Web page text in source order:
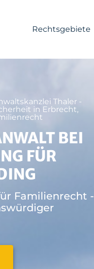
Rechtsgebiete
Thaler -
in Erbrecht,
BEI
FÜR
Familienrecht -